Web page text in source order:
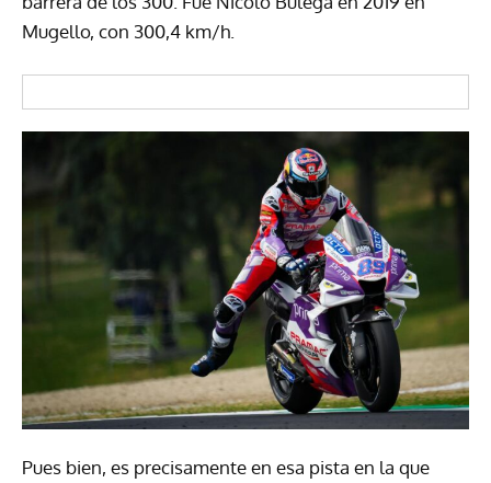
Mugello, con 300,4 km/h.
Pues bien, es precisamente en esa pista en la que